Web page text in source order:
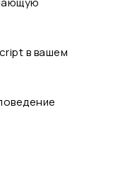
в вашем